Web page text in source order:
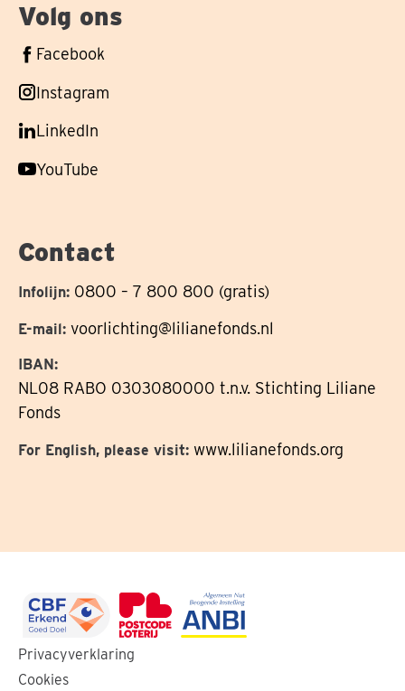
Volg ons
Volg
op
Facebook
Volg
op
Instagram
Volg
op
LinkedIn
Volg
YouTube
Contact
Infolijn: 0800 – 7 800 800 (gratis)
E-mail: voorlichting@lilianefonds.nl
IBAN:
NL08 RABO 0303080000 t.n.v. Stichting Liliane
Fonds
For English, please visit: www.lilianefonds.org
Ga
naar
Ga
Privacyverklaring
Cookies